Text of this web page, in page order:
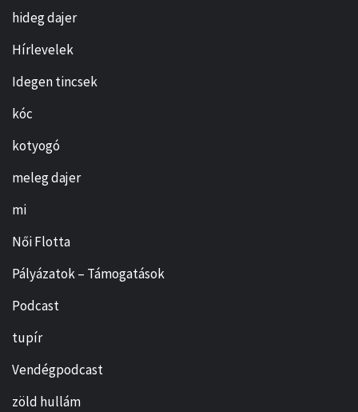
hideg dajer
Hírlevelek
Idegen tincsek
kóc
kotyogó
meleg dajer
mi
Női Flotta
Pályázatok – Támogatások
Podcast
tupír
Vendégpodcast
zöld hullám